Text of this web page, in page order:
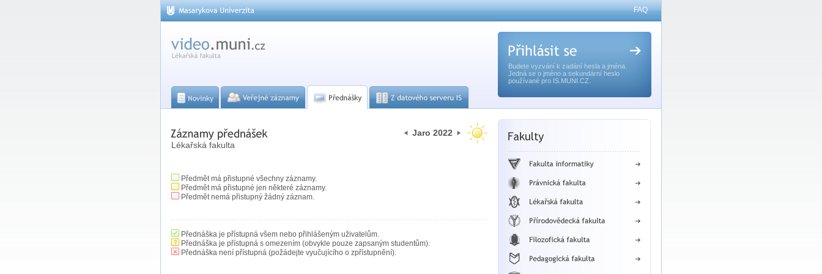
FAQ
Budete vyzvání k zadání hesla a jména.
Jedná se o jméno a sekundární heslo
používané pro IS.MUNI.CZ.
Lékařská fakulta
Jaro 2022
Předmět má přistupné všechny záznamy.
Předmět má přistupné jen některé záznamy.
Předmět nemá přistupný žádný záznam.
Přednáška je přístupná všem nebo přihlášeným uživatelům.
Přednáška je přístupná s omezením (obvykle pouze zapsaným studentům).
Přednáška není přístupná (požádejte vyučujícího o zpřístupnění).